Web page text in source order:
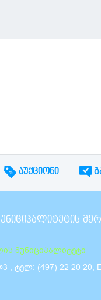
ᲐᲣᲥᲪᲘᲝᲜᲘ
მუნიციპალიტეტი
(497) 22 20 20, E-